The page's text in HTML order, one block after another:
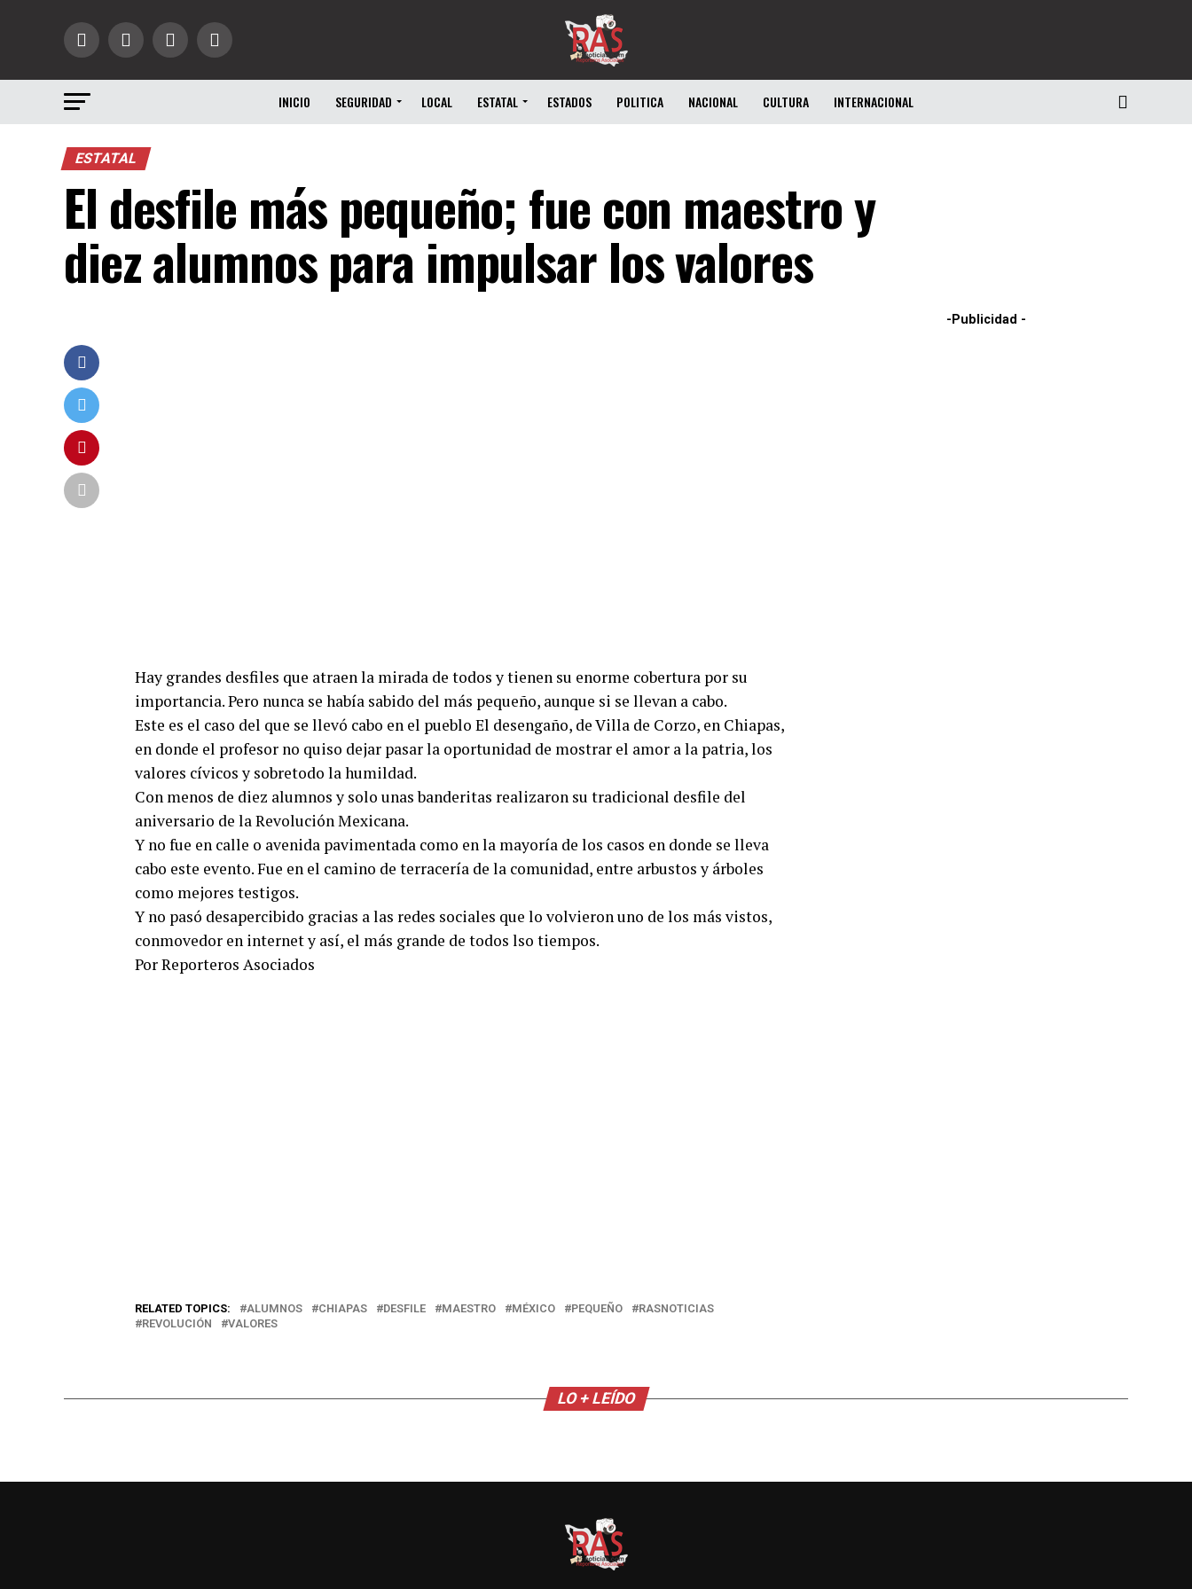
INICIO SEGURIDAD LOCAL ESTATAL ESTADOS POLITICA NACIONAL CULTURA INTERNACIONAL
ESTATAL
El desfile más pequeño; fue con maestro y
diez alumnos para impulsar los valores
Hay grandes desfiles que atraen la mirada de todos y tienen su enorme cobertura por su
importancia. Pero nunca se había sabido del más pequeño, aunque si se llevan a cabo.
Este es el caso del que se llevó cabo en el pueblo El desengaño, de Villa de Corzo, en Chiapas,
en donde el profesor no quiso dejar pasar la oportunidad de mostrar el amor a la patria, los
valores cívicos y sobretodo la humildad.
Con menos de diez alumnos y solo unas banderitas realizaron su tradicional desfile del
aniversario de la Revolución Mexicana.
Y no fue en calle o avenida pavimentada como en la mayoría de los casos en donde se lleva
cabo este evento. Fue en el camino de terracería de la comunidad, entre arbustos y árboles
como mejores testigos.
Y no pasó desapercibido gracias a las redes sociales que lo volvieron uno de los más vistos,
conmovedor en internet y así, el más grande de todos lso tiempos.
Por Reporteros Asociados
RELATED TOPICS: ALUMNOS CHIAPAS DESFILE MAESTRO MÉXICO PEQUEÑO
RASNOTICIAS
REVOLUCIÓN
VALORES
-Publicidad -
LO + LEÍDO